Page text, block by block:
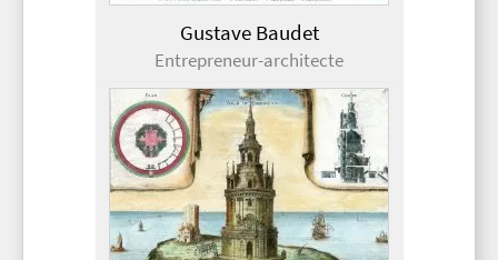
Gustave Baudet
Entrepreneur-architecte